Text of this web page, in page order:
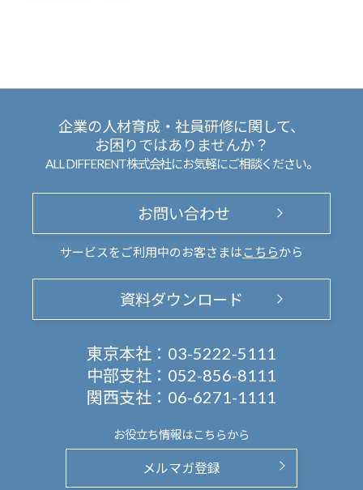
企業の人材育成・社員研修に関して、
お困りではありませんか？
ALL DIFFERENT株式会社にお気軽にご相談ください。
お問い合わせ
サービスをご利用中のお客さまは こちらから
資料ダウンロード
東京本社： 03-5222-5111
中部支社： 052-856-8111
関西支社： 06-6271-1111
お役立ち情報はこちらから
メルマガ登録